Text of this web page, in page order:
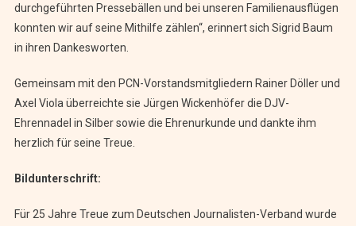
durchgeführten Pressebällen und bei unseren Familienausflügen
konnten wir auf seine Mithilfe zählen“, erinnert sich Sigrid Baum
in ihren Dankesworten.
Gemeinsam mit den PCN-Vorstandsmitgliedern Rainer Döller und
Axel Viola überreichte sie Jürgen Wickenhöfer die DJV-
Ehrennadel in Silber sowie die Ehrenurkunde und dankte ihm
herzlich für seine Treue.
Bildunterschrift:
Für 25 Jahre Treue zum Deutschen Journalisten-Verband wurde